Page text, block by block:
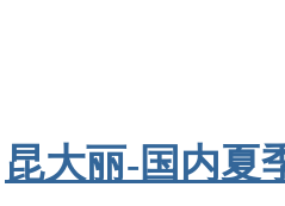
昆大丽-国内夏